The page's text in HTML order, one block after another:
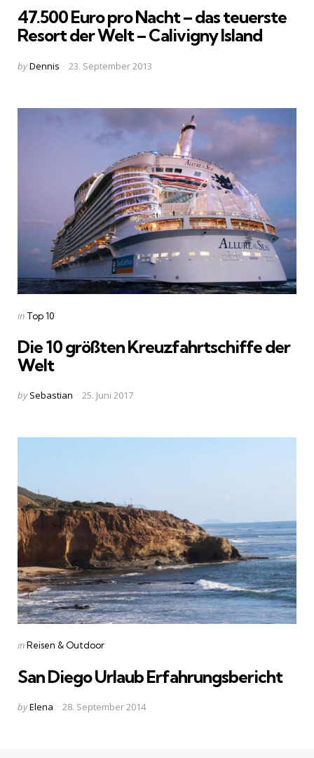
47.500 Euro pro Nacht – das teuerste
Resort der Welt – Calivigny Island
Posted
byDennis 23. September 2013
Categories
Posted
in Top 10
Die 10 größten Kreuzfahrtschiffe der
Welt
Posted
by Sebastian 25. Juni 2017
Categories
Posted
inReisen & Outdoor
San Diego Urlaub Erfahrungsbericht
Posted
byElena 28. September 2014